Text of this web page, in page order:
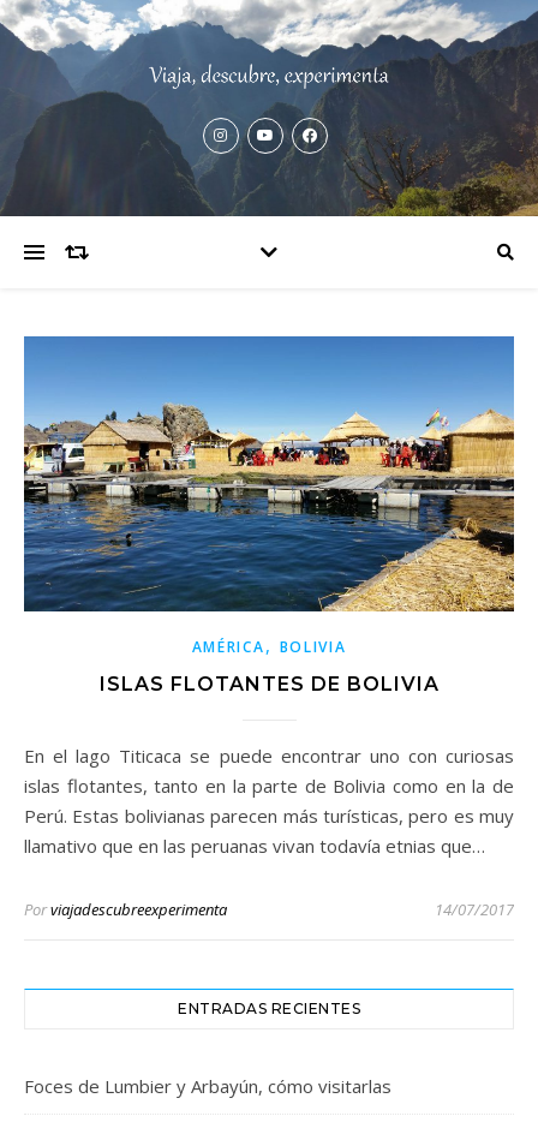
AMÉRICA, BOLIVIA
ISLAS FLOTANTES DE BOLIVIA
En el lago Titicaca se puede encontrar uno con curiosas
islas flotantes, tanto en la parte de Bolivia como en la de
Perú. Estas bolivianas parecen más turísticas, pero es muy
llamativo que en las peruanas vivan todavía etnias que…
Porviajadescubreexperimenta 14/07/2017
ENTRADAS RECIENTES
Foces de Lumbier y Arbayún, cómo visitarlas